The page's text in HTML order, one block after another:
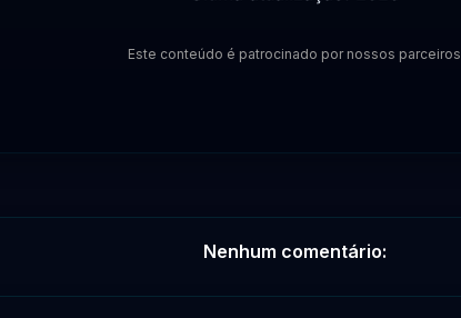
Este conteúdo é patrocinado por nossos parceiros
Nenhum comentário: